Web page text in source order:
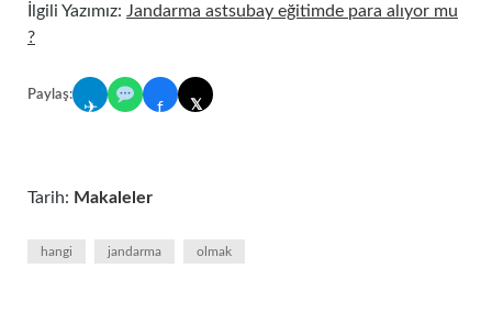
İlgili Yazımız: Jandarma astsubay eğitimde para alıyor mu
?
Paylaş:
✈ f 𝕏
Tarih: Makaleler
hangi jandarma olmak